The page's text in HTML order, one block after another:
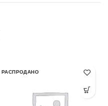
РАСПРОДАНО